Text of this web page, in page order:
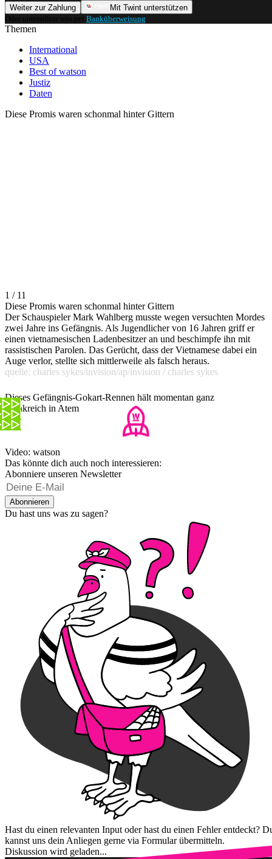
Weiter zur Zahlung
Mit Twint unterstützen
Oder unterstütze uns per Banküberweisung
Themen
International
USA
Best of watson
Justiz
Daten
Diese Promis waren schonmal hinter Gittern
1 / 11
Diese Promis waren schonmal hinter Gittern
Der Schauspieler Mark Wahlberg musste wegen versuchten Mordes
zwei Jahre ins Gefängnis. Als Jugendlicher von 16 Jahren griff er
einen vietnamesischen Ladenbesitzer an und beschimpfe ihn mit
rassistischen Parolen. Das Gerücht, dass der Vietnamese dabei ein
Auge verlor, stellte sich mittlerweile als falsch heraus.
quelle: charles sykes/invision/ap/invision / charles sykes
Dieses Gefängnis-Gokart-Rennen hält momentan ganz
Frankreich in Atem
Video: watson
Das könnte dich auch noch interessieren:
Abonniere unseren Newsletter
Abonnieren
Du hast uns was zu sagen?
Hast du einen relevanten Input oder hast du einen Fehler entdeckt?
kannst uns dein Anliegen gerne via Formular übermitteln.
Diskussion wird geladen...